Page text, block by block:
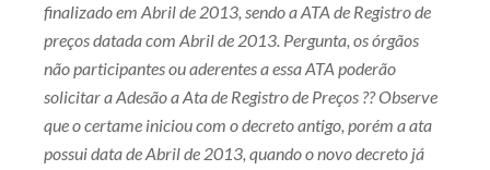
finalizado em Abril de 2013, sendo a ATA de Registro de
preços datada com Abril de 2013. Pergunta, os órgãos
não participantes ou aderentes a essa ATA poderão
solicitar a Adesão a Ata de Registro de Preços ?? Observe
que o certame iniciou com o decreto antigo, porém a ata
possui data de Abril de 2013, quando o novo decreto já